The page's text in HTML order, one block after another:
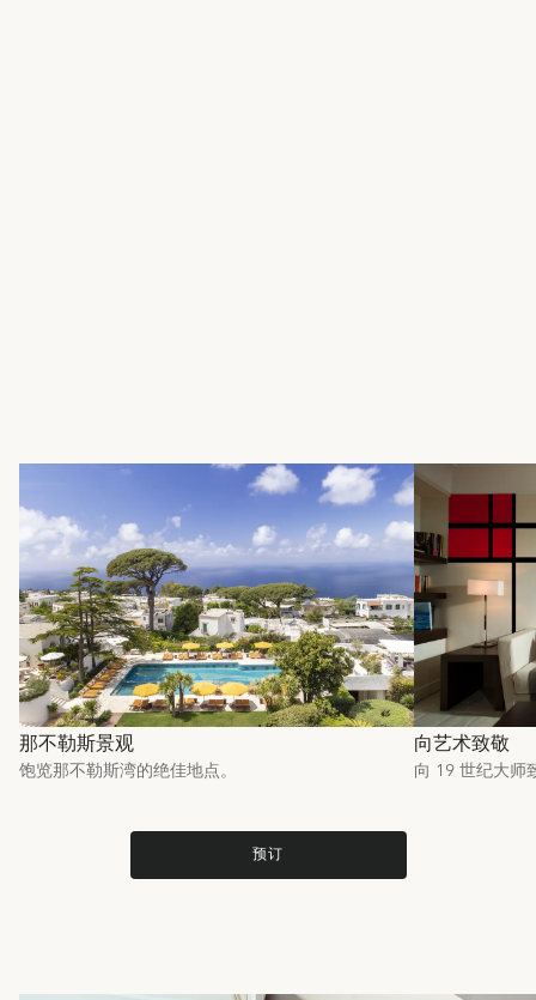
那不勒斯景观
饱览那不勒斯湾的绝佳地点。
向艺术致敬
向 19 世纪大师
预订